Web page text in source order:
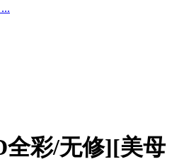
全彩/无修][美母